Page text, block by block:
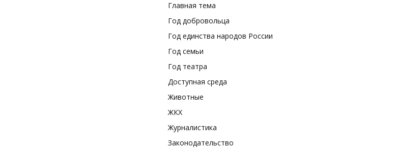
Главная тема
Год добровольца
Год единства народов России
Год семьи
Год театра
Доступная среда
Животные
ЖКХ
Журналистика
Законодательство